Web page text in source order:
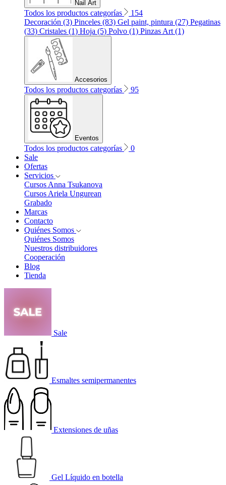
Nail Art
Todos los productos categorías
154
Decoración (3) Pinceles (83) Gel paint, pintura (27) Pegatinas
(33) Cristales (1) Hoja (5) Polvo (1) Pinzas Art (1)
Accesorios
Todos los productos categorías 95
Eventos
Todos los productos categorías
0
Sale
Ofertas
Servicios
Cursos Anna Tsukanova
Cursos Ariela Ungurean
Grabado
Marcas
Contacto
Quiénes Somos
Quiénes Somos
Nuestros distribuidores
Cooperación
Blog
Tienda
Sale
Esmaltes semipermanentes
Extensiones de uñas
Gel Líquido en botella